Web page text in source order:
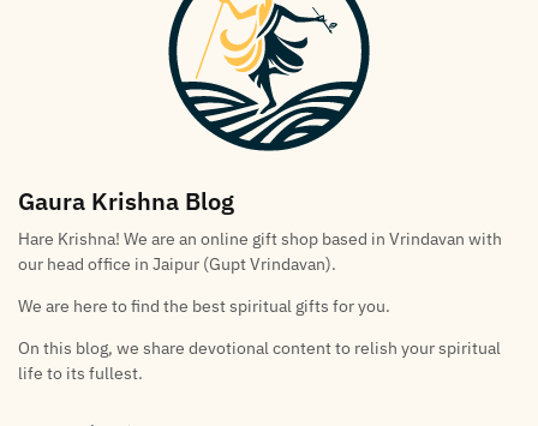
Gaura Krishna Blog
Hare Krishna! We are an online gift shop based in Vrindavan with
our head office in Jaipur (Gupt Vrindavan).
We are here to find the best spiritual gifts for you.
On this blog, we share devotional content to relish your spiritual
life to its fullest.